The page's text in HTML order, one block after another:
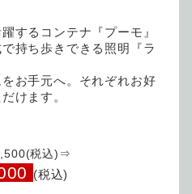
するコンテナ『プーモ』
持ち歩きできる照明『ラ
お手元へ。それぞれお好
けます。
税込)⇒
(税込)